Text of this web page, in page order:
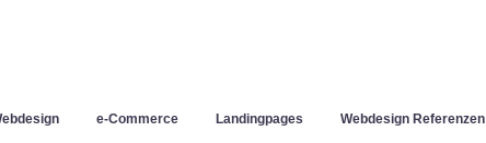
e-Commerce Landingpages Webdesign Referenzen